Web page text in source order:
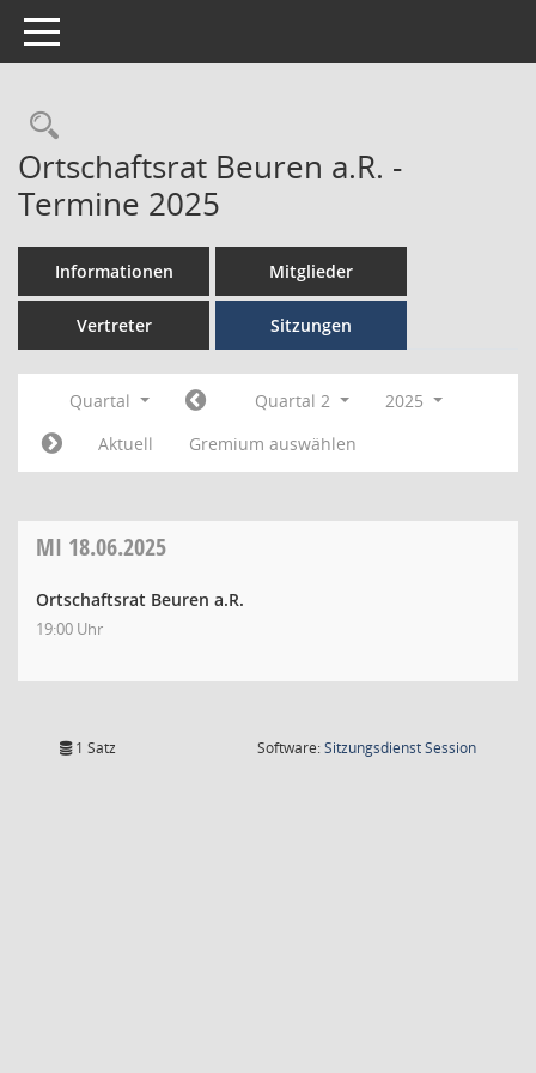
Toggle navigation
Ortschaftsrat Beuren a.R. -
Termine 2025
Informationen Mitglieder
Vertreter Sitzungen
Quartal Quartal 2
2025
Aktuell
Gremium auswählen
MI 18.06.2025
Ortschaftsrat Beuren a.R.
19:00 Uhr
1 Satz Software:SitzungsdienstSession(Wird in